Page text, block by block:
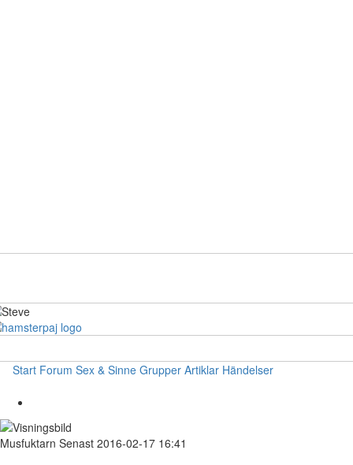
Start Forum Sex & Sinne Grupper Artiklar Händelser
Musfuktarn Senast 2016-02-17 16:41